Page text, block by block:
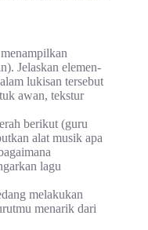
Jelaskan elemen-
lukisan tersebut
awan, tekstur
berikut (guru
alat musik apa
lagu
melakukan
menarik dari